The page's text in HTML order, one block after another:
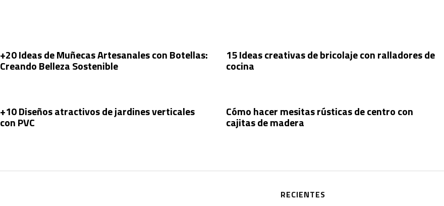
+20 Ideas de Muñecas Artesanales con Botellas:
Creando Belleza Sostenible
15 Ideas creativas de bricolaje con ralladores de
cocina
+10 Diseños atractivos de jardines verticales
con PVC
Cómo hacer mesitas rústicas de centro con
cajitas de madera
RECIENTES